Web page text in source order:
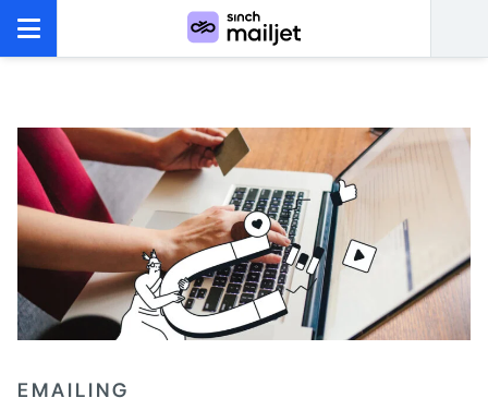
EMAILING